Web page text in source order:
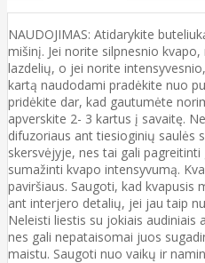
NAUDOJIMAS: Atidarykite
mišinį. Jei norite silpnesnio
lazdelių, o jei norite
kartą naudodami pradėkite nuo
pridėkite dar, kad gautumėte
apverskite 2- 3 kartus į savaitę.
difuzoriaus ant tiesioginių saulės
skersvėjyje, nes tai gali pagreitinti
sumažinti kvapo intensyvumą.
paviršiaus. Saugoti, kad kvapusis
ant interjero detalių, jei jau taip
Neleisti liestis su jokiais audiniais
nes gali nepataisomai juos
maistu. Saugoti nuo vaikų ir